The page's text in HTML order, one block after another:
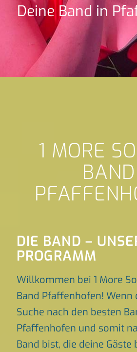
Deine Band in
1 MORE
BAND
DIE BAND –
PROGRAMM
Willkommen bei 1 More
Band Pfaffenhofen! Wenn
Suche nach den besten
Pfaffenhofen und somit
Band bist, die deine